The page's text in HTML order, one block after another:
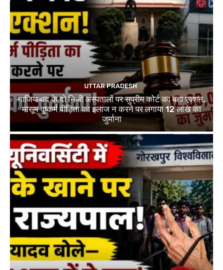
UTTAR PRADESH
गाजियाबाद के दो निजी अस्पतालों पर सुप्रीम कोर्ट का बड़ा एक्शन,
मासूम दुष्कर्म पीड़िता का इलाज न करने पर लगाया 12 लाख का
जुर्माना